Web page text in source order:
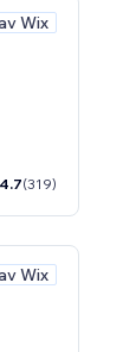
Wix
4.7(319)
Wix